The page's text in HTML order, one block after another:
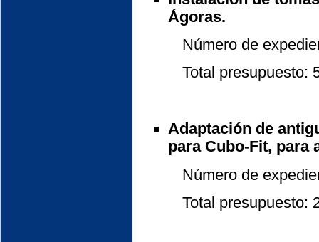
Ágoras.
Número de
Total presupuesto:
Adaptación de
para Cubo-Fit, para
Número de
Total presupuesto: